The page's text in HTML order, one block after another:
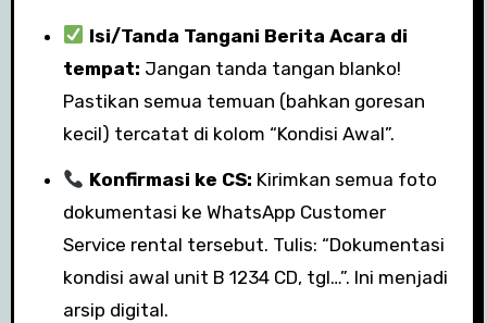
Isi/Tanda Tangani Berita Acara di
tempat: Jangan tanda tangan blanko!
Pastikan semua temuan (bahkan goresan
kecil) tercatat di kolom “Kondisi Awal”.
Konfirmasi ke CS: Kirimkan semua foto
dokumentasi ke WhatsApp Customer
Service rental tersebut. Tulis: “Dokumentasi
kondisi awal unit B 1234 CD, tgl…”. Ini menjadi
arsip digital.